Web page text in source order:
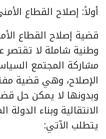
أولاً: إصلاح القطاع
قضية إصلاح القطاع
وطنية شاملة لا
مشاركة المجتمع
الإصلاح، وهي قضية
وبدونها لا يمكن حل
الانتقالية وبناء
يتطلب الآتي: